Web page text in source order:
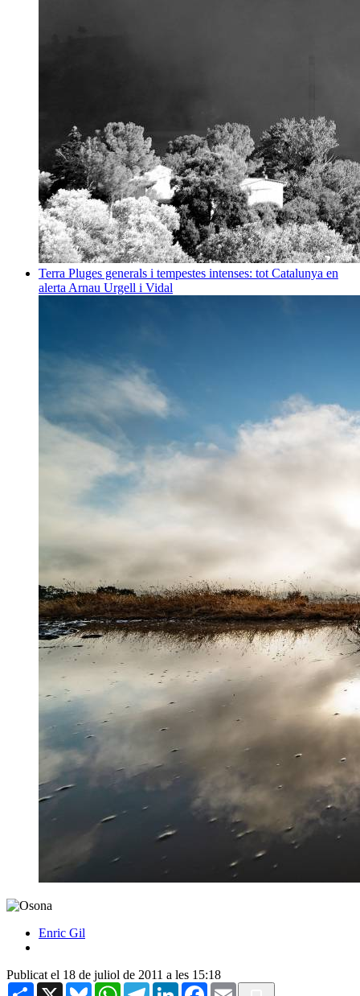
Terra Pluges generals i tempestes intenses: tot Catalunya en
alerta Arnau Urgell i Vidal
Enric Gil
Publicat el 18 de juliol de 2011 a les 15:18
Share X BlueskyWhatsAppTelegramLinkedInFacebook
Email